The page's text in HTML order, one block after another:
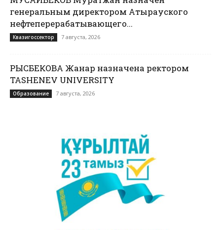
генеральным директором Атырауского
нефтеперерабатывающего...
Квазигоссектор 7 августа, 2026
РЫСБЕКОВА Жанар назначена ректором
TASHENEV UNIVERSITY
Образование 7 августа, 2026